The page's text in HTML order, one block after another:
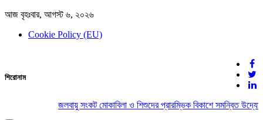
আজ বৃহঃবার, আগস্ট ৬, ২০২৬
Cookie Policy (EU)
দেশের খবর
যুক্ত থাকুন দেশের সঙ্গে
শিরোনাম
জলবায়ু সংকট মোকাবিলা ও শিশুদের প্রারম্ভিক বিকাশে সমন্বিত